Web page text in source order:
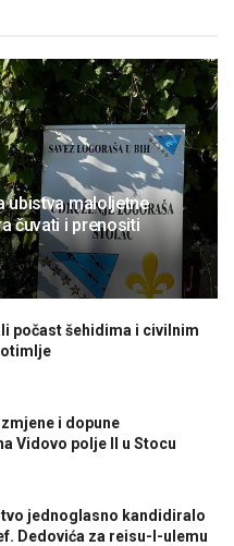
ubistva maloljetne
čuvati i prenositi
počast šehidima i civilnim
i dopune
Vidovo polje II u Stocu
jednoglasno kandidiralo
Dedovića za reisu-l-ulemu